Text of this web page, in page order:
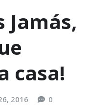
Jamás,
casa!
2016 0